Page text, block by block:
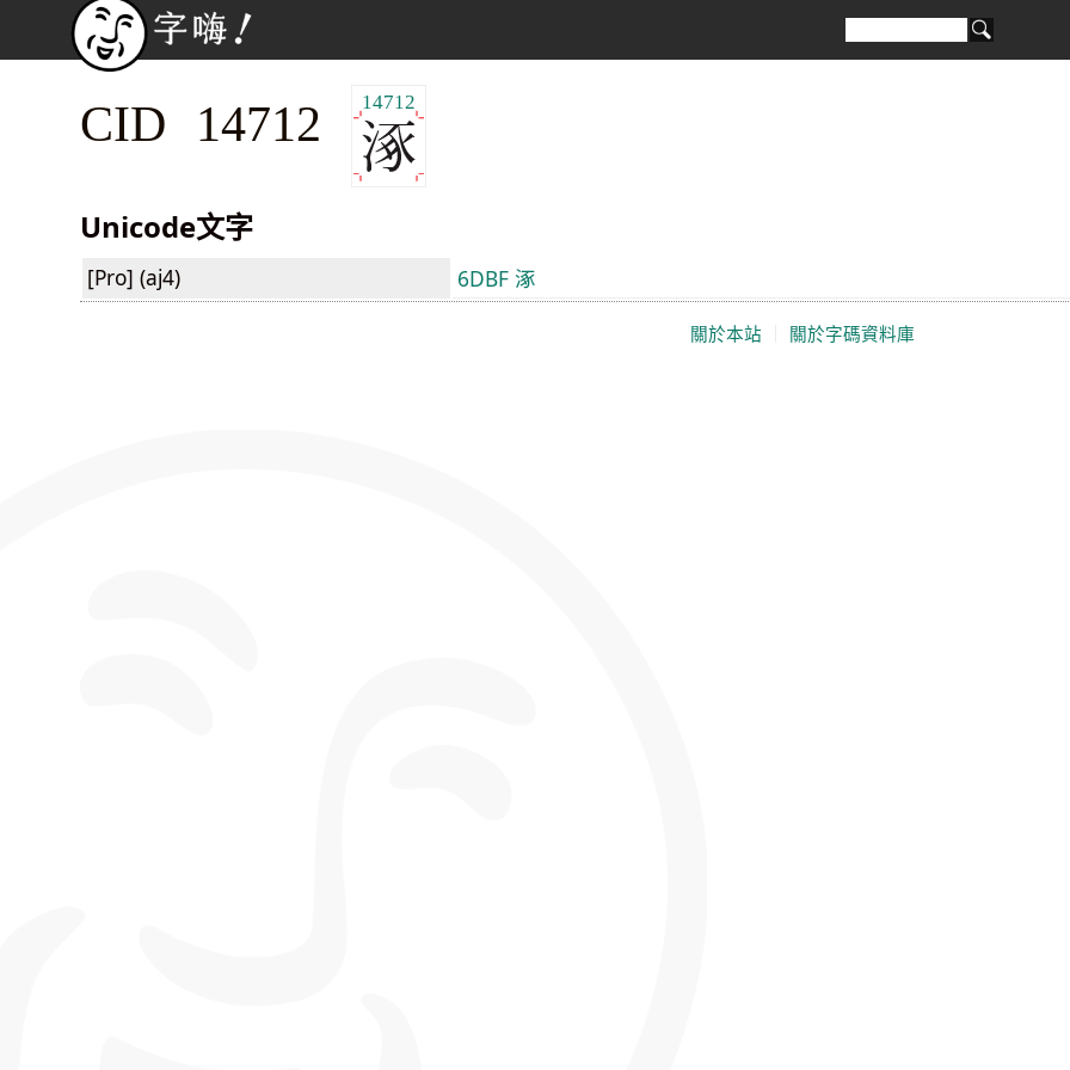
CID 14712 14712
Unicode文字
[Pro] (aj4) 6DBF 涿
關於本站 關於字碼資料庫